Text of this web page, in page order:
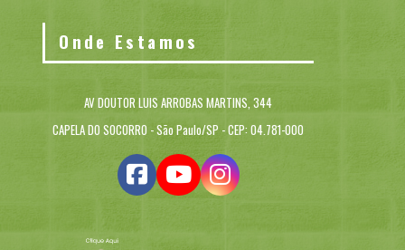
Onde Estamos
AV DOUTOR LUIS ARROBAS MARTINS, 344
CAPELA DO SOCORRO - São Paulo/SP - CEP: 04.781-000